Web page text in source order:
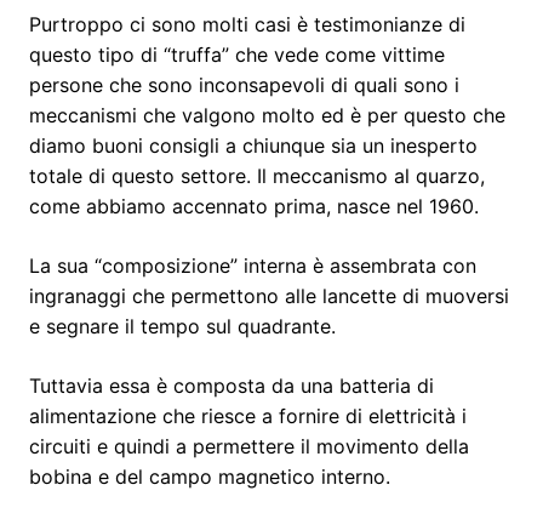
Purtroppo ci sono molti casi è testimonianze di
questo tipo di “truffa” che vede come vittime
persone che sono inconsapevoli di quali sono i
meccanismi che valgono molto ed è per questo che
diamo buoni consigli a chiunque sia un inesperto
totale di questo settore. Il meccanismo al quarzo,
come abbiamo accennato prima, nasce nel 1960.
La sua “composizione” interna è assembrata con
ingranaggi che permettono alle lancette di muoversi
e segnare il tempo sul quadrante.
Tuttavia essa è composta da una batteria di
alimentazione che riesce a fornire di elettricità i
circuiti e quindi a permettere il movimento della
bobina e del campo magnetico interno.